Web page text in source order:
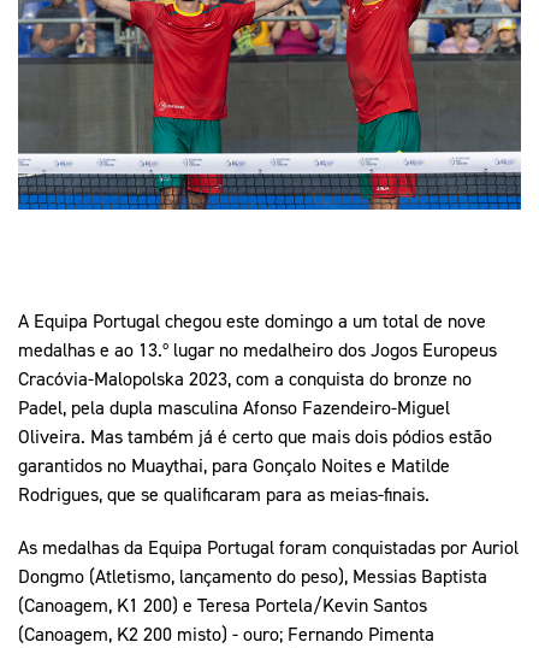
Marketing
Media
Educação
Equipa Portugal
Arquivo Histórico
Educação Olímpica
Equipa Portugal
A Equipa Portugal chegou este domingo a um total de nove
medalhas e ao 13.º lugar no medalheiro dos Jogos Europeus
Cracóvia-Malopolska 2023, com a conquista do bronze no
Padel, pela dupla masculina Afonso Fazendeiro-Miguel
Oliveira. Mas também já é certo que mais dois pódios estão
garantidos no Muaythai, para Gonçalo Noites e Matilde
Rodrigues, que se qualificaram para as meias-finais.
As medalhas da Equipa Portugal foram conquistadas por Auriol
Dongmo (Atletismo, lançamento do peso), Messias Baptista
(Canoagem, K1 200) e Teresa Portela/Kevin Santos
(Canoagem, K2 200 misto) - ouro; Fernando Pimenta